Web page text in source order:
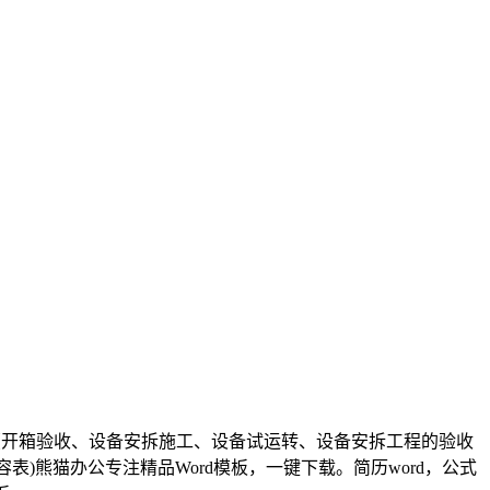
验收、设备安拆施工、设备试运转、设备安拆工程的验收
)熊猫办公专注精品Word模板，一键下载。简历word，公式